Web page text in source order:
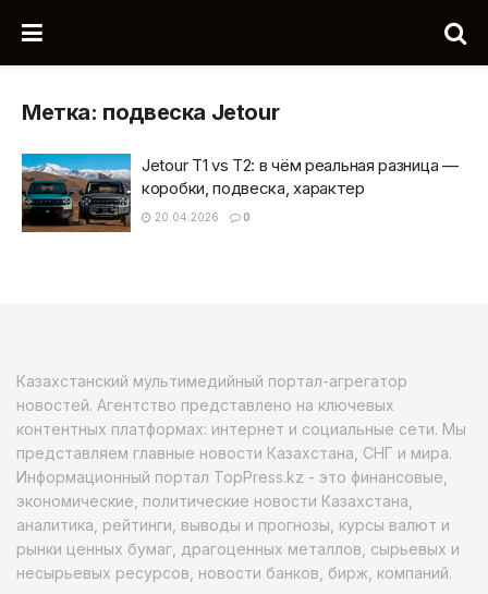
Метка: подвеска Jetour
Jetour T1 vs T2: в чём реальная разница —
коробки, подвеска, характер
20.04.2026 0
Казахстанский мультимедийный портал-агрегатор
новостей. Агентство представлено на ключевых
контентных платформах: интернет и социальные сети. Мы
представляем главные новости Казахстана, СНГ и мира.
Информационный портал TopPress.kz - это финансовые,
экономические, политические новости Казахстана,
аналитика, рейтинги, выводы и прогнозы, курсы валют и
рынки ценных бумаг, драгоценных металлов, сырьевых и
несырьевых ресурсов, новости банков, бирж, компаний.